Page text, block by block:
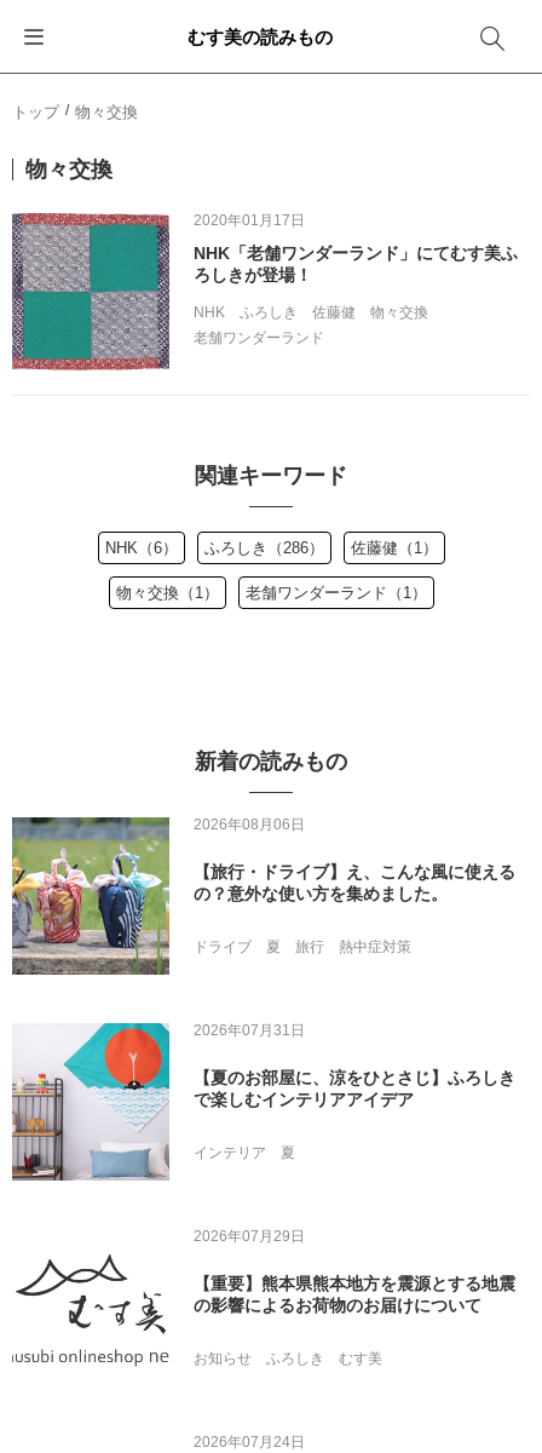
むす美の読みもの
トップ 物々交換
物々交換
2020年01月17日
NHK「老舗ワンダーランド」にてむす美ふ
ろしきが登場！
NHK ふろしき 佐藤健
物々交換
老舗ワンダーランド
関連キーワード
NHK（6） ふろしき（286） 佐藤健（1）
物々交換（1） 老舗ワンダーランド（1）
新着の読みもの
2026年08月06日
【旅行・ドライブ】え、こんな風に使える
の？意外な使い方を集めました。
ドライブ 夏 旅行 熱中症対策
2026年07月31日
【夏のお部屋に、涼をひとさじ】ふろしき
で楽しむインテリアアイデア
インテリア 夏
2026年07月29日
【重要】熊本県熊本地方を震源とする地震
の影響によるお荷物のお届けについて
お知らせ ふろしき むす美
2026年07月24日
イベント・キャンペーン
新商品
メディア情報
その他
エコバッグ
おしゃれコーデバッグ
収納にもなるバッグ
箱を包む
お酒を包む
一番人気「花包み」
簡単「バッグアレンジ」
ファッション
インテリア
アウトドア
雨の日
卒業・入学
退職・異動
結婚
出産